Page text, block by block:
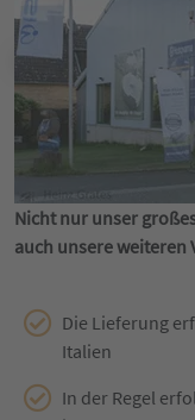
Nicht nur unser
auch unsere weiteren
Die Lieferung
Italien
In der Regel